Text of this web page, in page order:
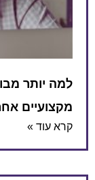
למה יותר
מקצועיים אחרי
קרא עוד »